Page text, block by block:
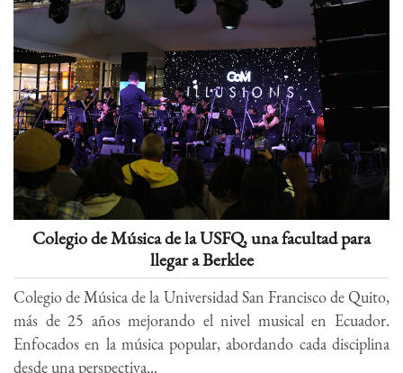
Colegio de Música de la USFQ, una facultad para
llegar a Berklee
Colegio de Música de la Universidad San Francisco de Quito,
más de 25 años mejorando el nivel musical en Ecuador.
Enfocados en la música popular, abordando cada disciplina
desde una perspectiva...